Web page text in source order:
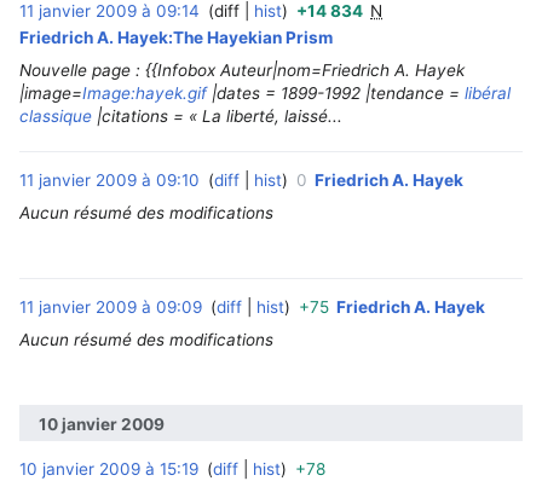
11 janvier 2009 à 09:14 diff hist +14 834 N
Friedrich A. Hayek:The Hayekian Prism
Nouvelle page : {{Infobox Auteur|nom=Friedrich A. Hayek
|image=Image:hayek.gif|dates = 1899-1992 |tendance = libéral
classique |citations = « La liberté, laissé...
11 janvier 2009 à 09:10 diff hist 0 Friedrich A. Hayek
Aucun résumé des modifications
11 janvier 2009 à 09:09 diff hist +75 Friedrich A. Hayek
Aucun résumé des modifications
10 janvier 2009
10 janvier 2009 à 15:19 diff hist +78